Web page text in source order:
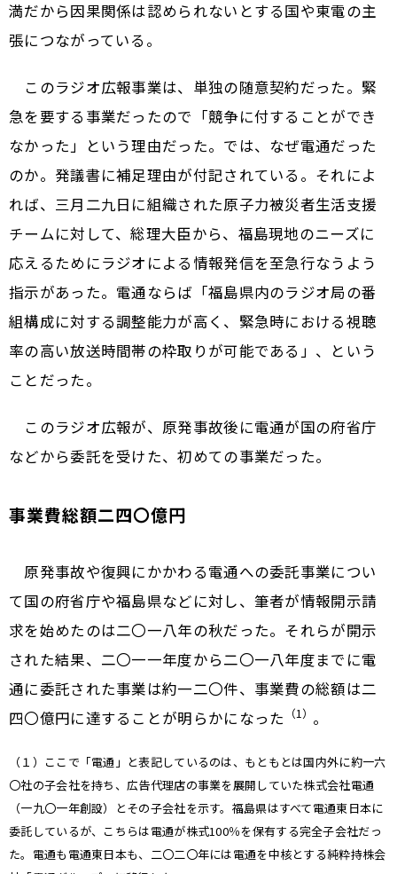
満だから因果関係は認められないとする国や東電の主
張につながっている。
このラジオ広報事業は、単独の随意契約だった。緊
急を要する事業だったので「競争に付することができ
なかった」という理由だった。では、なぜ電通だった
のか。発議書に補足理由が付記されている。それによ
れば、三月二九日に組織された原子力被災者生活支援
チームに対して、総理大臣から、福島現地のニーズに
応えるためにラジオによる情報発信を至急行なうよう
指示があった。電通ならば「福島県内のラジオ局の番
組構成に対する調整能力が高く、緊急時における視聴
率の高い放送時間帯の枠取りが可能である」、という
ことだった。
このラジオ広報が、原発事故後に電通が国の府省庁
などから委託を受けた、初めての事業だった。
事業費総額二四〇億円
原発事故や復興にかかわる電通への委託事業につい
て国の府省庁や福島県などに対し、筆者が情報開示請
求を始めたのは二〇一八年の秋だった。それらが開示
された結果、二〇一一年度から二〇一八年度までに電
通に委託された事業は約一二〇件、事業費の総額は二
四〇億円に達することが明らかになった
（1） 。
（１）ここで「電通」と表記しているのは、もともとは国内外に約一六
〇社の子会社を持ち、広告代理店の事業を展開していた株式会社電通
（一九〇一年創設）とその子会社を示す。福島県はすべて電通東日本に
委託しているが、こちらは電通が株式100％を保有する完全子会社だっ
た。電通も電通東日本も、二〇二〇年には電通を中核とする純粋持株会